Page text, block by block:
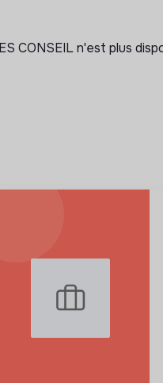
CONSEILn'est plus